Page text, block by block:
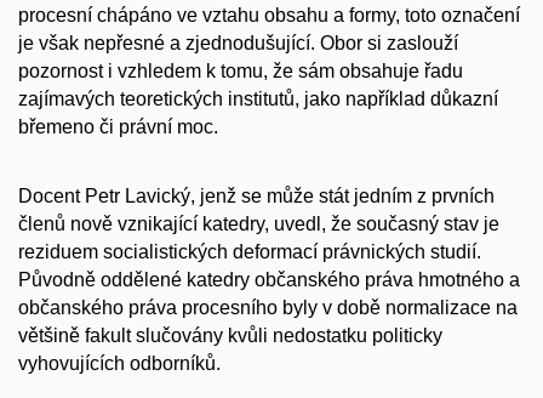
procesní chápáno ve vztahu obsahu a formy, toto označení
je však nepřesné a zjednodušující. Obor si zaslouží
pozornost i vzhledem k tomu, že sám obsahuje řadu
zajímavých teoretických institutů, jako například důkazní
břemeno či právní moc.
Docent Petr Lavický, jenž se může stát jedním z prvních
členů nově vznikající katedry, uvedl, že současný stav je
reziduem socialistických deformací právnických studií.
Původně oddělené katedry občanského práva hmotného a
občanského práva procesního byly v době normalizace na
většině fakult slučovány kvůli nedostatku politicky
vyhovujících odborníků.